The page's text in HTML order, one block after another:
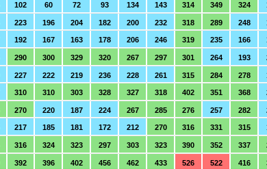
102 60 72 93 134 143 314 349 324
223 196 204 182 200 232 318 289 248
192 167 163 178 206 246 319 235 166
290 300 329 320 267 297 301 264 193
227 222 219 236 228 261 315 284 278
310 310 303 328 327 318 402 351 368
270 220 187 224 267 285 276 257 282
217 185 181 172 212 270 316 331 315
316 324 323 297 303 323 390 352 337
392 396 402 456 462 433 526 522 416